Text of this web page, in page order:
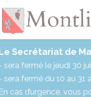
Secrétariat de
sera fermé le jeudi 30
sera fermé du 10 au 31
En cas d’urgence, vous